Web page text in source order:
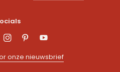
onze nieuwsbrief